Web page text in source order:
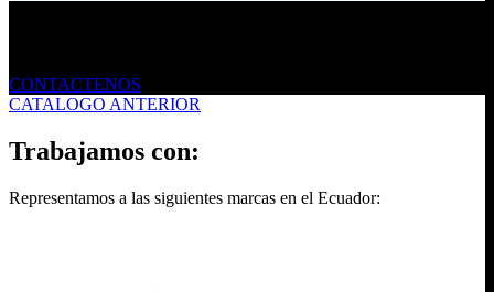
CONTACTENOS
CATALOGO ANTERIOR
Trabajamos con:
Representamos a las siguientes marcas en el Ecuador: